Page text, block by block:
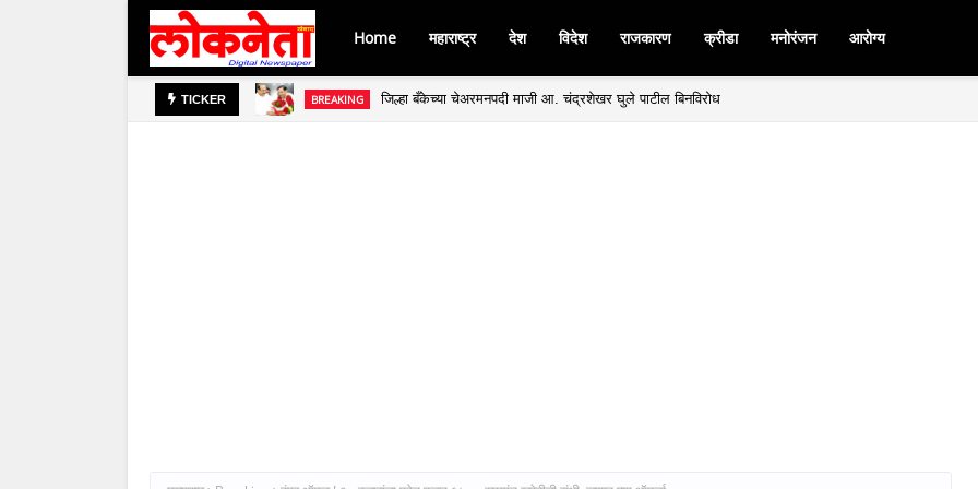
Home महाराष्ट्र देश विदेश राजकारण क्रीडा मनोरंजन आरोग्य
TICKER BREAKING जिल्हा बँकेच्या चेअरमनपदी माजी आ. चंद्रशेखर घुले पाटील बिनविरोध